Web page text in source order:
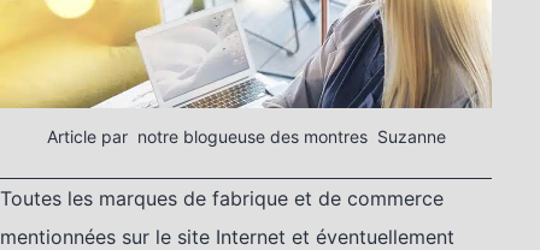
Article par notre blogueuse des montres Suzanne
Toutes les marques de fabrique et de commerce
mentionnées sur le site Internet et éventuellement